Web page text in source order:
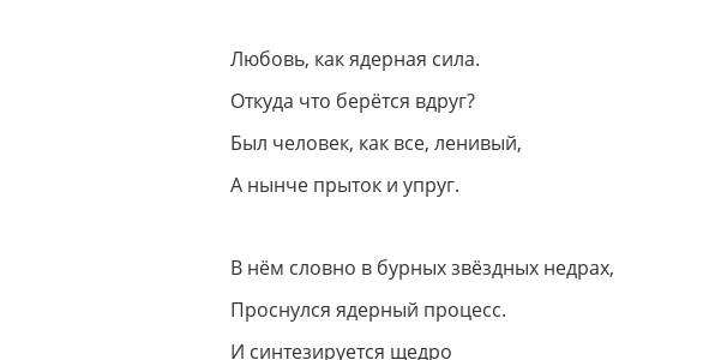
Любовь, как ядерная сила.
Откуда что берётся вдруг?
Был человек, как все, ленивый,
А нынче прыток и упруг.
В нём словно в бурных звёздных недрах,
Проснулся ядерный процесс.
И синтезируется щедро